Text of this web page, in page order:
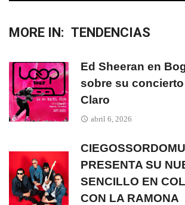
MORE IN: TENDENCIAS
Ed Sheeran en
sobre su concierto
Claro
abril 6, 2026
PRESENTA SU
SENCILLO EN
CON LA RAMONA